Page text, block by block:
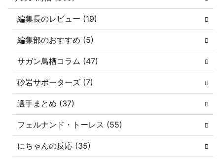
編集長のレビュー (19)
編集部のおすすめ (5)
サガン鳥栖コラム (47)
砂岩サポーターズ (7)
選手まとめ (37)
フェルナンド・トーレス (55)
にちゃんの反応 (35)